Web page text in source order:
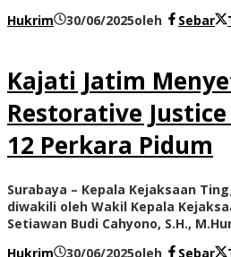
Hukrim
30/06/2025oleh Sebar
Kajati Jatim
Restorative
12 Perkara Pidum
Surabaya – Kepala Kejaksaan
diwakili oleh Wakil Kepala
Setiawan Budi Cahyono, S.H.,
Hukrim
30/06/2025oleh Sebar